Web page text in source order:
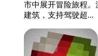
市中展开冒险旅程
建筑，支持驾驶超...